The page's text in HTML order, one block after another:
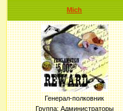
Mich
Генерал-полковник
Группа: Администраторы